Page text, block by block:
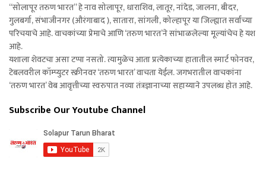
“सोलापूर तरुण भारत” हे नाव सोलापूर, धाराशिव, लातूर, नांदेड, जालना, बीदर,
गुलबर्गा, संभाजीनगर (औरंगाबाद ), सातारा, सांगली, कोल्हापूर या जिल्ह्यात सर्वांच्या
परिचयाचे आहे. वाचकांच्या प्रेमाचे आणि ‘तरुण भारत’ने सांभाळलेल्या मूल्यांचेच हे यश
आहे.
यशाला शेवटचा असा टप्पा नसतो. त्यामुळेच आता प्रत्येकाच्या हातातील स्मार्ट फोनवर,
टेबलवरील कॉम्प्युटर स्क्रीनवर ‘तरुण भारत’ वाचता येईल. जगभरातील वाचकांना
‘तरुण भारत’ वेब आवृत्तीच्या स्वरुपात नव्या तंत्रज्ञानाच्या सहाय्याने उपलब्ध होत आहे.
Subscribe Our Youtube Channel